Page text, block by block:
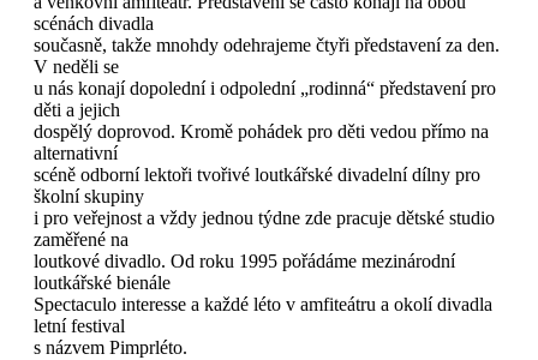
scénách divadla
současně, takže mnohdy odehrajeme čtyři představení za den.
V neděli se
u nás konají dopolední i odpolední „rodinná“ představení pro
děti a jejich
dospělý doprovod. Kromě pohádek pro děti vedou přímo na
alternativní
scéně odborní lektoři tvořivé loutkářské divadelní dílny pro
školní skupiny
i pro veřejnost a vždy jednou týdne zde pracuje dětské studio
zaměřené na
loutkové divadlo. Od roku 1995 pořádáme mezinárodní
loutkářské bienále
Spectaculo interesse a každé léto v amfiteátru a okolí divadla
letní festival
s názvem Pimprléto.